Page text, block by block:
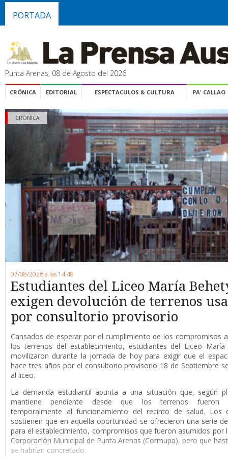
PORTADA
Punta Arenas, 08 de Agosto del 2026
CRÓNICA EDITORIAL ESPECTACULOS & CULTURA PA' CALLAO
CRÓNICA
07/08/2026 a las 14:48
Estudiantes del Liceo María
exigen devolución de terrenos
por consultorio provisorio
Cansados de esperar por el cumplimiento de los compromisos
los terrenos del establecimiento, estudiantes del Liceo
movilizaron durante la jornada de hoy para exigir que el
hace tres años por el consultorio provisorio 18 de Septiembre
al liceo.
La demanda estudiantil apunta a una situación que, según
mantiene pendiente desde que los terrenos fueron
temporalmente al funcionamiento del recinto de salud. Los
sostienen que en aquella oportunidad se ofrecieron una serie
para el establecimiento, compromisos que fueron asumidos por
Corporación Municipal de Punta Arenas (Cormupa), pero que
se habrían concretado.